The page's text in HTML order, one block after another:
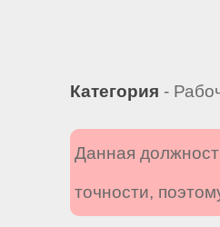
Категория -
Данная
точности,